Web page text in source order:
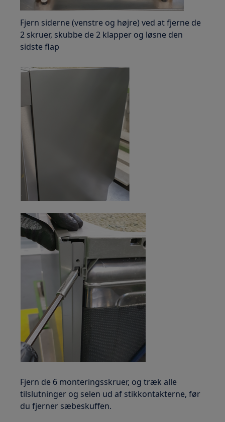
Fjern siderne (venstre og højre) ved at fjerne de
2 skruer, skubbe de 2 klapper og løsne den
sidste flap
Fjern de 6 monteringsskruer, og træk alle
tilslutninger og selen ud af stikkontakterne, før
du fjerner sæbeskuffen.